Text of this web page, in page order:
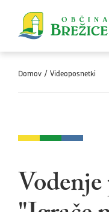
Domov / Videoposnetki